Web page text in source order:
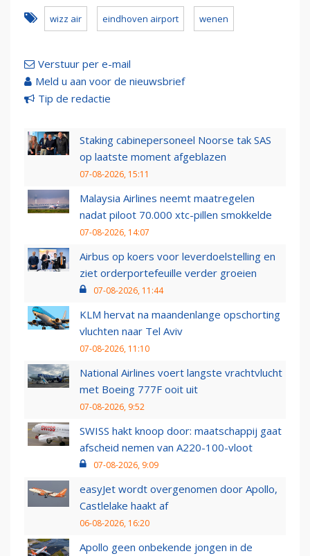
wizz air eindhoven airport wenen
Verstuur per e-mail
Meld u aan voor de nieuwsbrief
Tip de redactie
Staking cabinepersoneel Noorse tak SAS
op laatste moment afgeblazen
07-08-2026, 15:11
Malaysia Airlines neemt maatregelen
nadat piloot 70.000 xtc-pillen smokkelde
07-08-2026, 14:07
Airbus op koers voor leverdoelstelling en
ziet orderportefeuille verder groeien
07-08-2026, 11:44
KLM hervat na maandenlange opschorting
vluchten naar Tel Aviv
07-08-2026, 11:10
National Airlines voert langste vrachtvlucht
met Boeing 777F ooit uit
07-08-2026, 9:52
SWISS hakt knoop door: maatschappij gaat
afscheid nemen van A220-100-vloot
07-08-2026, 9:09
easyJet wordt overgenomen door Apollo,
Castlelake haakt af
06-08-2026, 16:20
Apollo geen onbekende jongen in de